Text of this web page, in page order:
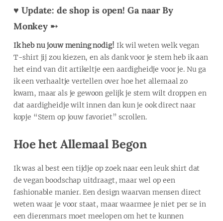
♥ Update: de shop is open!Ga naar By
Monkey ➸
Ik heb nu jouw mening nodig! Ik wil weten welk vegan
T-shirt jij zou kiezen, en als dank voor je stem heb ik aan
het eind van dit artikeltje een aardigheidje voor je. Nu ga
ik een verhaaltje vertellen over hoe het allemaal zo
kwam, maar als je gewoon gelijk je stem wilt droppen en
dat aardigheidje wilt innen dan kun je ook direct naar
kopje “Stem op jouw favoriet” scrollen.
Hoe het Allemaal Begon
Ik was al best een tijdje op zoek naar een leuk shirt dat
de vegan boodschap uitdraagt, maar wel op een
fashionable manier. Een design waarvan mensen direct
weten waar je voor staat, maar waarmee je niet per se in
een dierenmars moet meelopen om het te kunnen